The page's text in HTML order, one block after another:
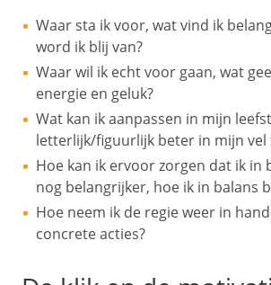
Waar sta ik voor, wat vind ik
word ik blij van?
Waar wil ik echt voor gaan, wat
energie en geluk?
Wat kan ik aanpassen in mijn
letterlijk/figuurlijk beter in mijn vel
Hoe kan ik ervoor zorgen dat ik in
nog belangrijker, hoe ik in balans
Hoe neem ik de regie weer in
concrete acties?